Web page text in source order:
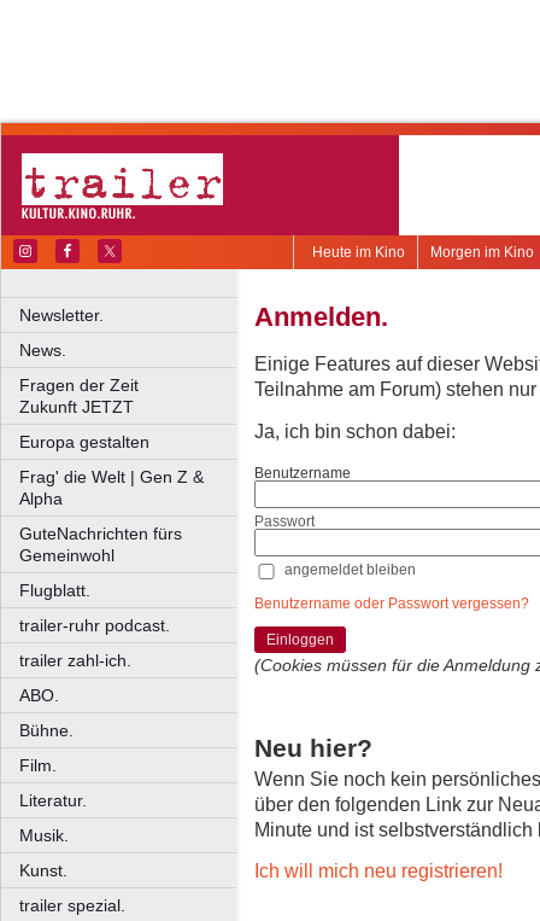
Morgen im Kino
Heute im Kino
Newsletter.
News.
Fragen der Zeit
Zukunft JETZT
Europa gestalten
Frag' die Welt | Gen Z &
Alpha
GuteNachrichten fürs
Gemeinwohl
Flugblatt.
trailer-ruhr podcast.
trailer zahl-ich.
ABO.
Bühne.
Film.
Literatur.
Musik.
Kunst.
trailer spezial.
Anmelden.
Einige Features auf dieser
Teilnahme am Forum) stehen
Ja, ich bin schon dabei:
Benutzername
Passwort
angemeldet bleiben
Benutzername oder Passwort vergessen?
Einloggen
(Cookies müssen für die Anmeldung
Neu hier?
Wenn Sie noch kein
über den folgenden Link zur
Minute und ist selbstverständlich
Ich will mich neu registrieren!